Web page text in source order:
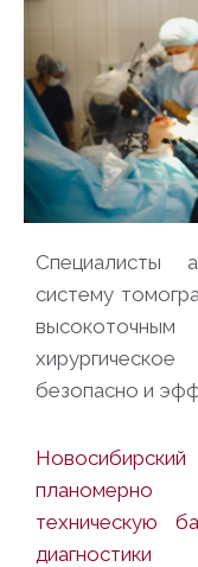
Специалисты
систему
безопасно и
планомерно
техническую